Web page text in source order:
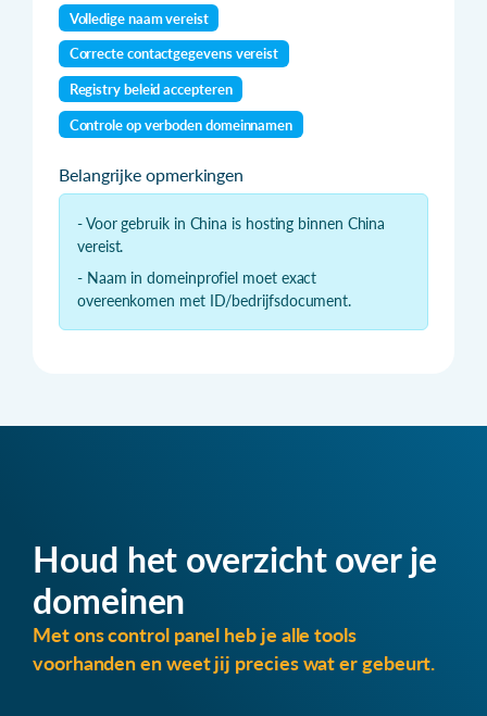
Volledige naam vereist
Correcte contactgegevens vereist
Registry beleid accepteren
Controle op verboden domeinnamen
Belangrijke opmerkingen
- Voor gebruik in China is hosting binnen China
vereist.
- Naam in domeinprofiel moet exact
overeenkomen met ID/bedrijfsdocument.
Houd het overzicht over je
domeinen
Met ons control panel heb je alle tools
voorhanden en weet jij precies wat er gebeurt.